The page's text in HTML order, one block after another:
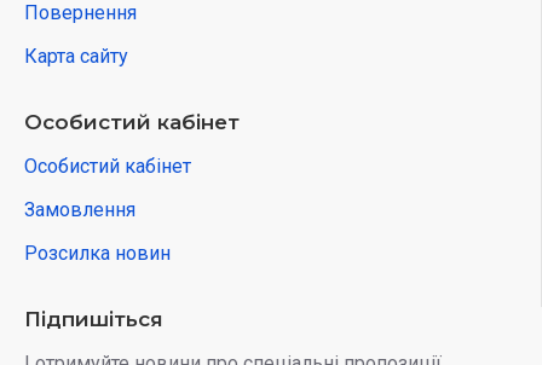
Повернення
Карта сайту
Особистий кабінет
Особистий кабінет
Замовлення
Розсилка новин
Підпишіться